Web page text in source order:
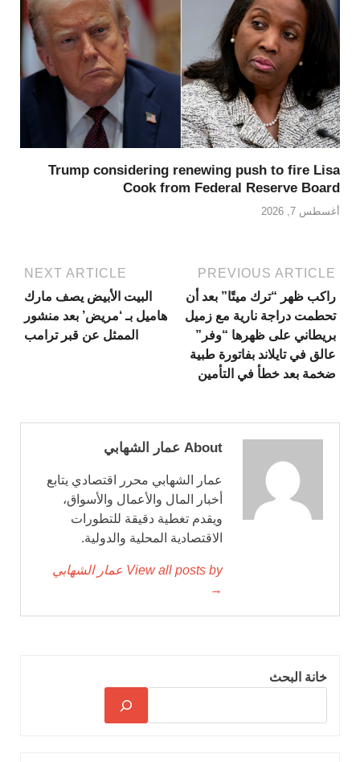
Trump considering renewing push to fire Lisa
Cook from Federal Reserve Board
أغسطس 7, 2026
PREVIOUS ARTICLE
راكب ظهر “ترك ميتًا” بعد أن
تحطمت دراجة نارية مع زميل
بريطاني على ظهرها “وفر”
عالق في تايلاند بفاتورة طبية
ضخمة بعد خطأ في التأمين
NEXT ARTICLE
البيت الأبيض يصف مارك
هاميل بـ ‘مريض’ بعد منشور
الممثل عن قبر ترامب
About عمار الشهابي
عمار الشهابي محرر اقتصادي يتابع
أخبار المال والأعمال والأسواق،
ويقدم تغطية دقيقة للتطورات
الاقتصادية المحلية والدولية.
View all posts by عمار الشهابي
→
خانة البحث